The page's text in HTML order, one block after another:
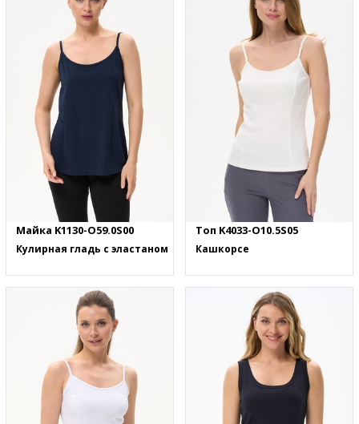
Майка K1130-O59.0S00
Кулирная гладь с эластаном
Топ K4033-O10.5S05
Кашкорсе